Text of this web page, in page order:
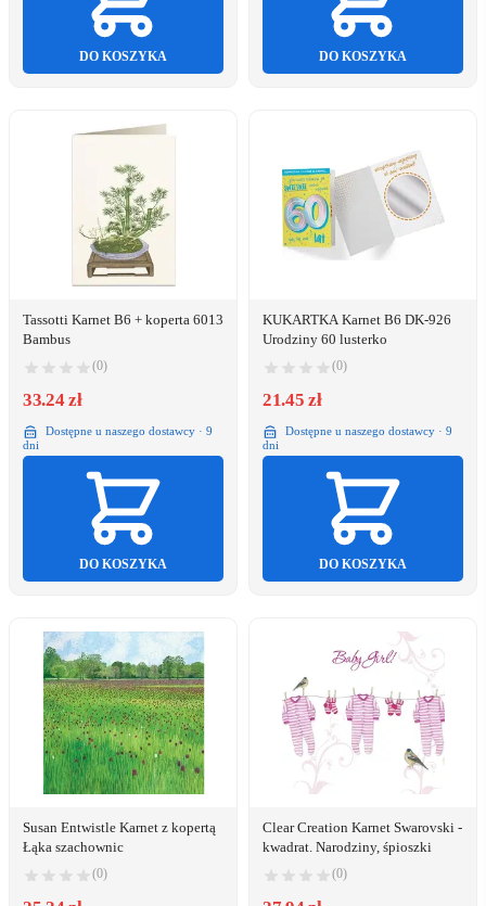
DO KOSZYKA DO KOSZYKA
Tassotti Karnet B6 + koperta 6013
Bambus
(0)
33.24 zł
Dostępne u naszego dostawcy · 9
dni
DO KOSZYKA
KUKARTKA Karnet B6 DK-926
Urodziny 60 lusterko
(0)
21.45 zł
Dostępne u naszego dostawcy · 9
dni
DO KOSZYKA
Susan Entwistle Karnet z kopertą
Łąka szachownic
(0)
Clear Creation Karnet Swarovski -
kwadrat. Narodziny, śpioszki
(0)